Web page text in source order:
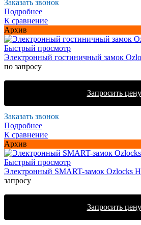
Заказать звонок
Подробнее
К сравнение
Архив
Быстрый просмотр
Электронный гостиничный замок
по запросу
Запросить цену
Заказать звонок
Подробнее
К сравнение
Архив
Быстрый просмотр
Электронный SMART-замок Ozlocks
запросу
Запросить цену